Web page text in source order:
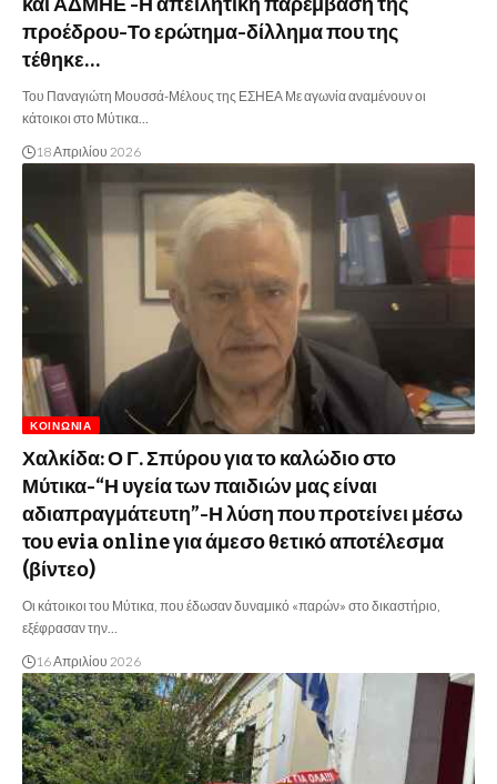
προέδρου-Το ερώτημα-δίλλημα που της
τέθηκε…
Του Παναγιώτη Μουσσά-Μέλους της ΕΣΗΕΑ Με αγωνία αναμένουν οι
κάτοικοι στο Μύτικα…
18 Απριλίου 2026
ΚΟΙΝΩΝΊΑ
Χαλκίδα: Ο Γ. Σπύρου για το καλώδιο στο
Μύτικα-“Η υγεία των παιδιών μας είναι
αδιαπραγμάτευτη”-Η λύση που προτείνει μέσω
του evia online για άμεσο θετικό αποτέλεσμα
(βίντεο)
Οι κάτοικοι του Μύτικα, που έδωσαν δυναμικό «παρών» στο δικαστήριο,
εξέφρασαν την…
16 Απριλίου 2026